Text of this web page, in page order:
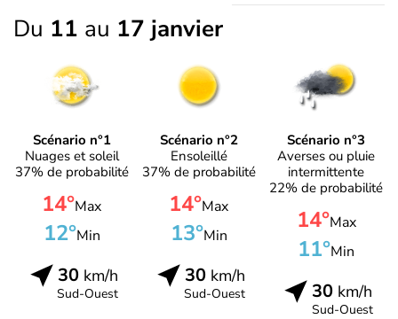
Du 11 au 17 janvier
Scénario n°1
Nuages et soleil
37% de probabilité
14°Max
12°Min
30km/h
Sud-Ouest
Scénario n°2
Ensoleillé
37% de probabilité
14°Max
13°Min
30km/h
Sud-Ouest
Scénario n°3
Averses ou pluie
intermittente
22% de probabilité
14°Max
11°Min
30 km/h
Sud-Ouest